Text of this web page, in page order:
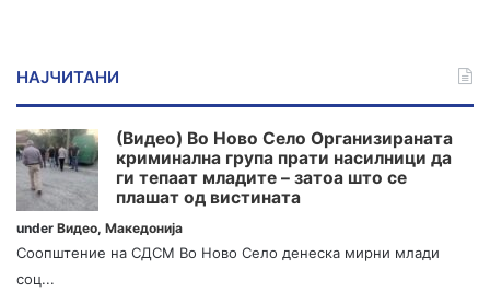
НАЈЧИТАНИ
(Видео) Во Ново Село Организираната
криминална група прати насилници да
ги тепаат младите – затоа што се
плашат од вистината
under Видео, Македонија
Соопштение на СДСМ Во Ново Село денеска мирни млади
соц...